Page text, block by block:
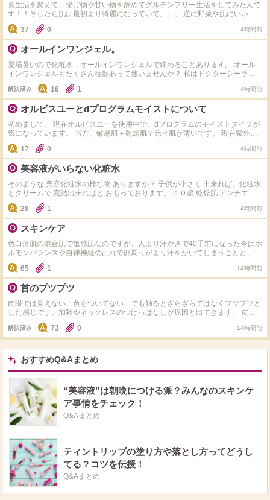
食生活を変えて、揚げ物や甘い物を辞めてグルテンフリー生活をしてみたんで
す！！そしたら肌は最初より綺麗になっていて。。。 逆に野菜や肌にいいも
のしか食べれず 揚げ物や小麦やお菓子や米、味が濃ゆい物が食べるのが怖く
なり、また食べたら増えるんじゃないかとか思って食べれなくて、どうしたら
いいでしょうか？ 皮膚科には通っていて生理前に出来るはしょうがないと思
ってるんですけど皆さんはどうしてますか？
37 0 4時間前
オールインワンジェル。
夏場暑いので化粧水→オールインワンジェルで終わることあります。 オール
インワンジェルもたくさん種類あって迷いませんか？ 私はドクターシーラボ
のセンシティブジェル敏感肌用を使用してます。 オススメのオールインワン
ジェルありますか？カルテHD、アクアレーベル、ちふれ、コラリッチ、マナ
ラは使ったことありなので。これ以外でオススメ教えて下さい。
解決済み 18 1 4時間前
オルビスユーとdプログラムモイストについて
初めまして。 現在オルビスユーを使用中で、dプログラムのモイストタイプが
気になっています。 当方、敏感肌＋乾燥肌で元々肌が薄いです。 現在紫外線
の影響で肌表面のキメが乱れ透明感も低下中。 オルビスユーを使っていて大
きな不満はないのですが、若干てかりや表面のべたっとした感じが気になるか
なぁ。という感じです。 dプログラムはサンプルをいただき使用したところ、
オルビスユーに比べるとなんとなく肌がふっくらして、でもベタつかず潤って
る…かなぁ。という感想でした。 どちらも使ったことがあるという方がいた
ら、おすすめポイントなど教えていただけると嬉しいです。
17 0 4時間前
美容液がいらない化粧水
そのような 美容化粧水の様な物 ありますか？ 子供が小さく 出来れば、化粧水
とクリームで 完結出来ればと おもっております。 ４０歳 乾燥肌 アンチエイ
28 1 4時間前
スキンケア
色白薄肌の混合肌で敏感肌なのですが、人より汗かきで40手前になった今はホ
ルモンバランスや自律神経の乱れで顔周りがより汗をかいてしまうことと、毎
日のエアコンで内側が乾いている感じがします。同じような方いましたらどの
ようなスキンケアをしているか教えて下さい。今はちふれの水色のパッケージ
の美白タイプの化粧水とヒト型セラミドのクリームでスキンケアしてます。か
なり敏感肌でキュレルやdプロやノブやミノンなど有名な敏感肌用のスキンケ
アは色々使ってみましたが肌荒れが起きてしまい合わなかった為なかなか新し
い物にチャレンジする勇気が出ないです。
65 1 14時間前
首のプツプツ
肉眼では見えない、色もついてない、でも触るとざらざらではなくプツプツと
した感じです。加齢やネックレスのつけっぱなしが原因と出てきます。 皮膚
科へ行こうと思っていますが、同じような方、市販ではどのようなケアをして
いるか教えてください。 わたしはいまのところ化粧水(クレド)とクリーム(ア
ンブリオリス)＋朝なら日焼け止めという感じにしていて特別なケアはしてい
ないため、プツプツ特化？のケアがあれば教えてください。
解決済み 73 0 14時間前
おすすめQ&Aまとめ
“美容液”は朝晩につける派？みんなのスキンケ
ア事情をチェック！
Q&Aまとめ
ティントリップの塗り方や落とし方ってどうし
てる？コツを伝授！
Q&Aまとめ